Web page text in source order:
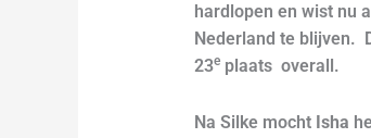
hardlopen en wist nu
Nederland te blijven.
23eplaats overall.
Na Silke mocht Isha